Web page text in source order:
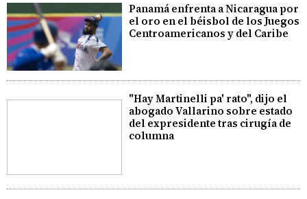
Panamá enfrenta a Nicaragua por
el oro en el béisbol de los Juegos
Centroamericanos y del Caribe
"Hay Martinelli pa' rato", dijo el
abogado Vallarino sobre estado
del expresidente tras cirugía de
columna